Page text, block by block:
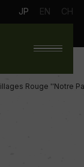
JP EN CH
Rouge ''Notre